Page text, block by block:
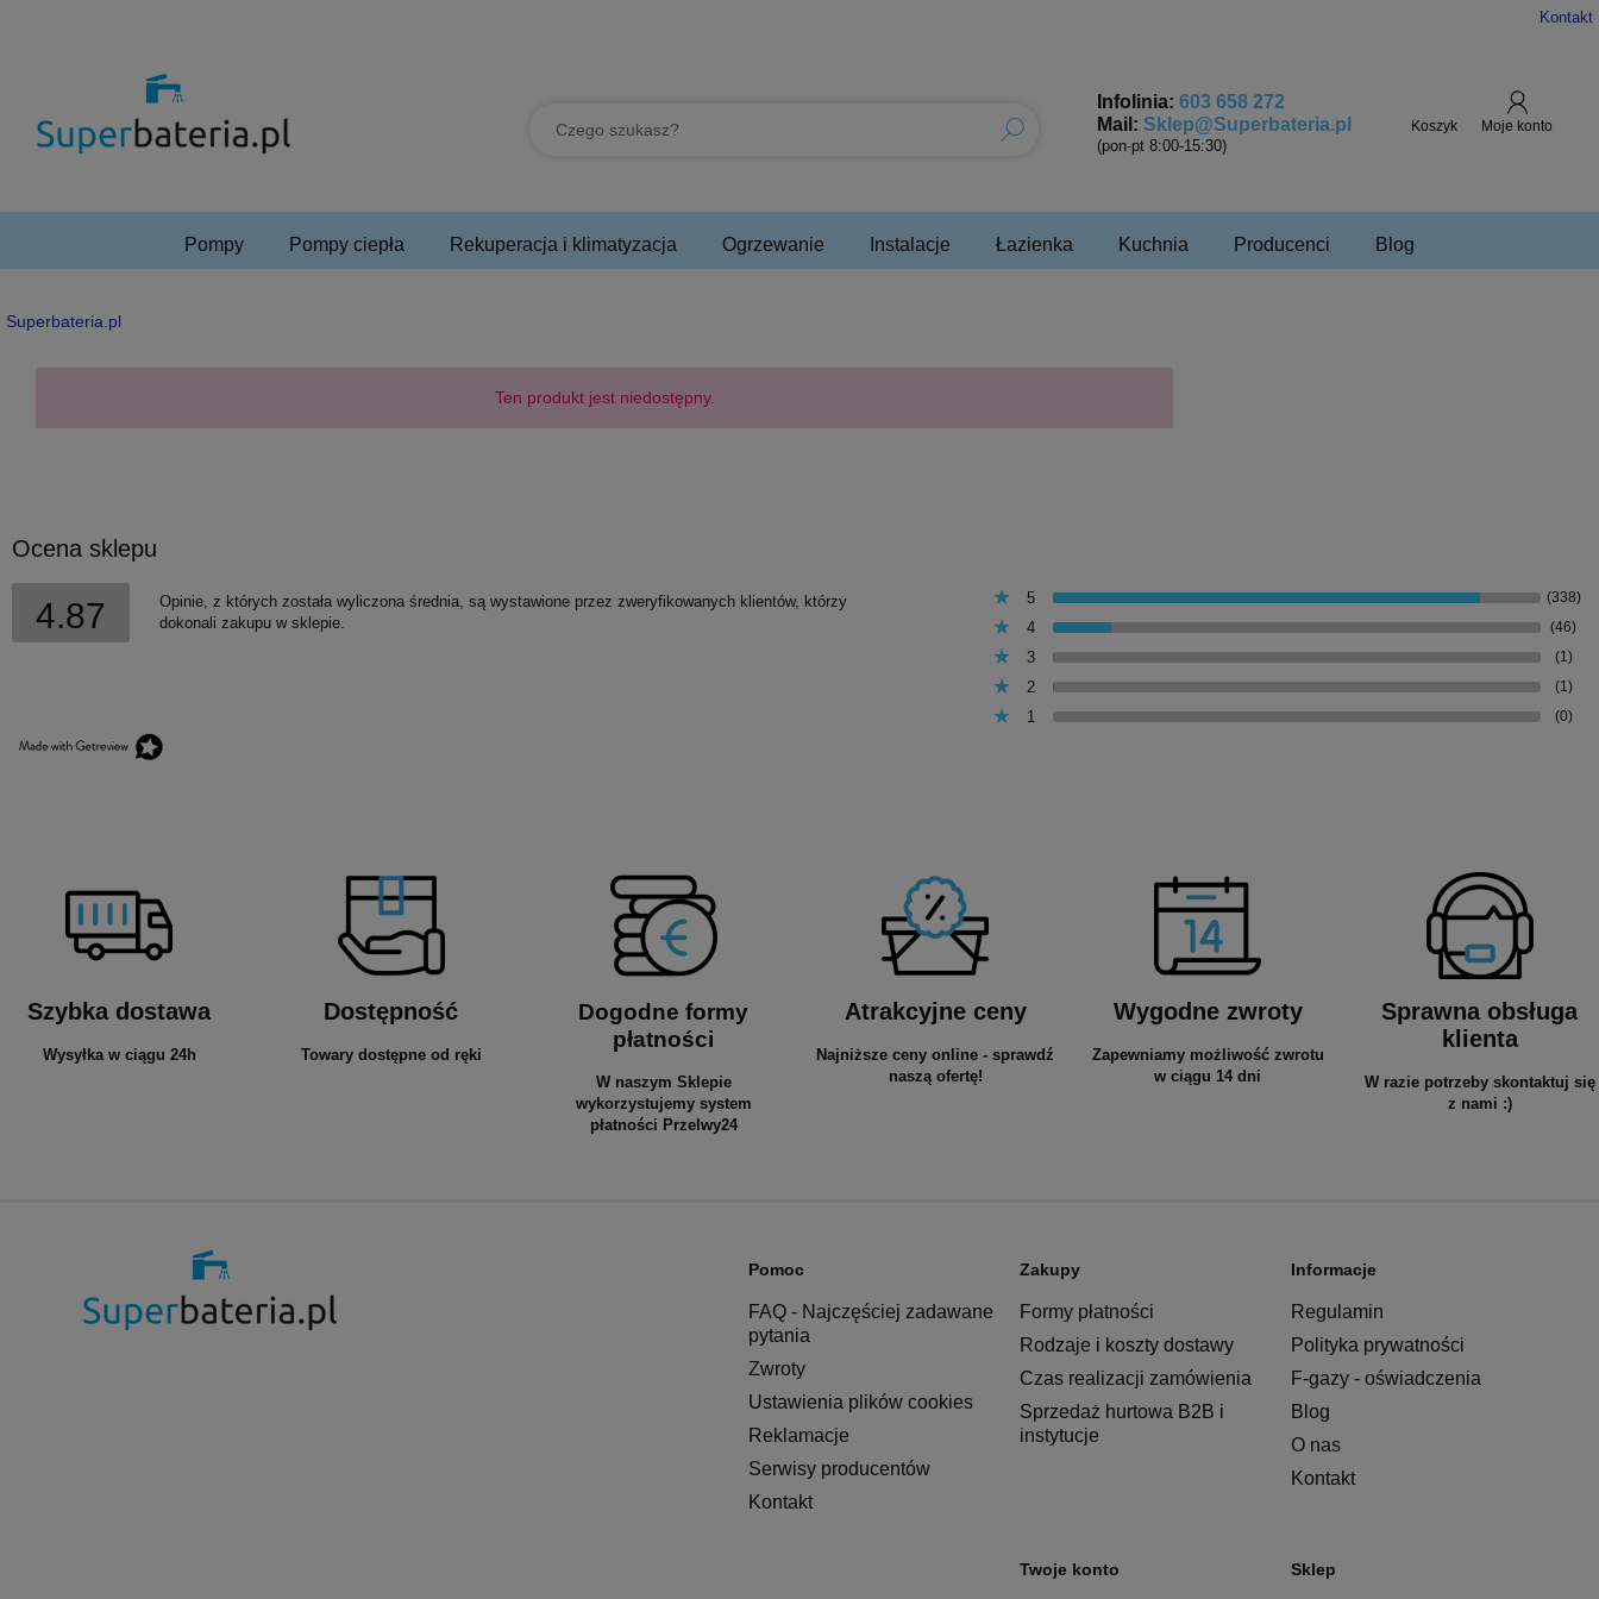
Kontakt
Infolinia: 603 658 272
Mail: Sklep@Superbateria.pl
(pon-pt 8:00-15:30)
Pompy Pompy ciepła Rekuperacja i klimatyzacja Ogrzewanie Instalacje Łazienka Kuchnia Producenci Blog
Superbateria.pl
Ten produkt jest niedostępny.
Ocena sklepu
4.87
Opinie, z których została wyliczona średnia, są wystawione przez zweryfikowanych klientów, którzy
dokonali zakupu w sklepie.
5 (338)
4 (46)
3 (1)
2 (1)
1 (0)
Szybka dostawa
Wysyłka w ciągu 24h
Dostępność
Towary dostępne od ręki
Dogodne formy
płatności
W naszym Sklepie
wykorzystujemy system
płatności Przelwy24
Atrakcyjne ceny
Najniższe ceny online - sprawdź
naszą ofertę!
Wygodne zwroty
Zapewniamy możliwość zwrotu
w ciągu 14 dni
Sprawna obsługa
klienta
W razie potrzeby skontaktuj się
z nami :)
Pomoc
FAQ - Najczęściej zadawane
pytania
Zwroty
Ustawienia plików cookies
Reklamacje
Serwisy producentów
Kontakt
Zakupy
Formy płatności
Rodzaje i koszty dostawy
Czas realizacji zamówienia
Sprzedaż hurtowa B2B i
instytucje
Informacje
Regulamin
Polityka prywatności
F-gazy - oświadczenia
Blog
O nas
Kontakt
Twoje konto Sklep